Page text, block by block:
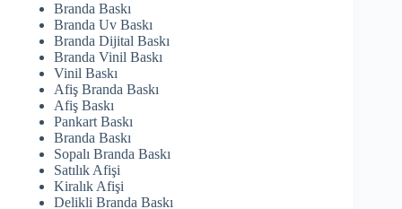
Branda Baskı
Branda Uv Baskı
Branda Dijital Baskı
Branda Vinil Baskı
Vinil Baskı
Afiş Branda Baskı
Afiş Baskı
Pankart Baskı
Branda Baskı
Sopalı Branda Baskı
Satılık Afişi
Kiralık Afişi
Delikli Branda Baskı